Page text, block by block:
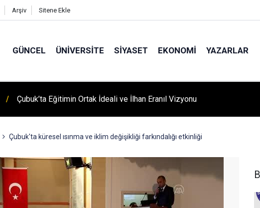
Arşiv Sitene Ekle
GÜNCEL ÜNIVERSITE SIYASET EKONOMI YAZARLAR
ÇUBUK’TA ‘YAZA MERHABA’ COŞKUSU: Kursiyerler Gönüllerince
Çubuk'ta küresel ısınma ve iklim değişikliği farkındalığı etkinliği